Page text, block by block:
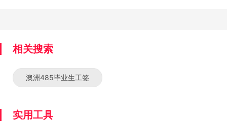
相关搜索
澳洲485毕业生工签
实用工具